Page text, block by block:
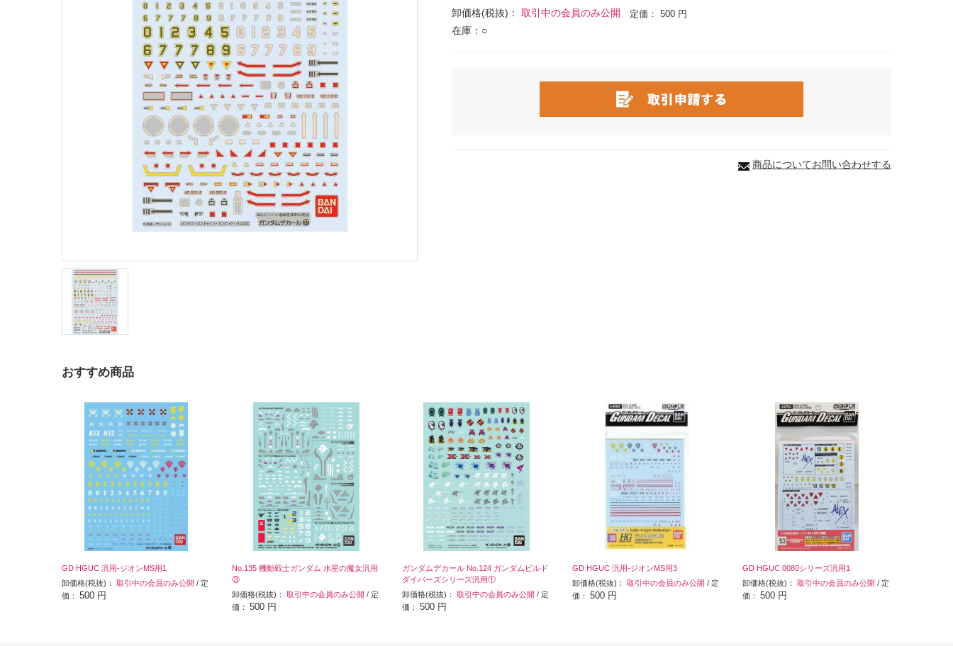
卸価格(税抜)： 取引中の会員のみ公開 定価： 500 円
在庫：○
商品についてお問い合わせする
おすすめ商品
GD HGUC 汎用-ジオンMS用1
卸価格(税抜)： 取引中の会員のみ公開 / 定
価： 500 円
No.135 機動戦士ガンダム 水星の魔女汎用
③
卸価格(税抜)： 取引中の会員のみ公開 / 定
価： 500 円
ガンダムデカール No.124 ガンダムビルド
ダイバーズシリーズ汎用①
卸価格(税抜)： 取引中の会員のみ公開 / 定
価： 500 円
GD HGUC 汎用-ジオンMS用3
卸価格(税抜)： 取引中の会員のみ公開 / 定
価： 500 円
GD HGUC 0080シリーズ汎用1
卸価格(税抜)： 取引中の会員のみ公開 / 定
価： 500 円